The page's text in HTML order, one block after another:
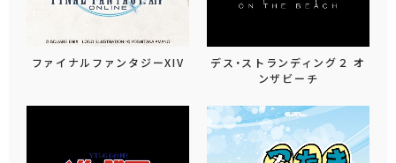
ファイナルファンタジーXIV
デス・ストランディング２ オ
ンザビーチ